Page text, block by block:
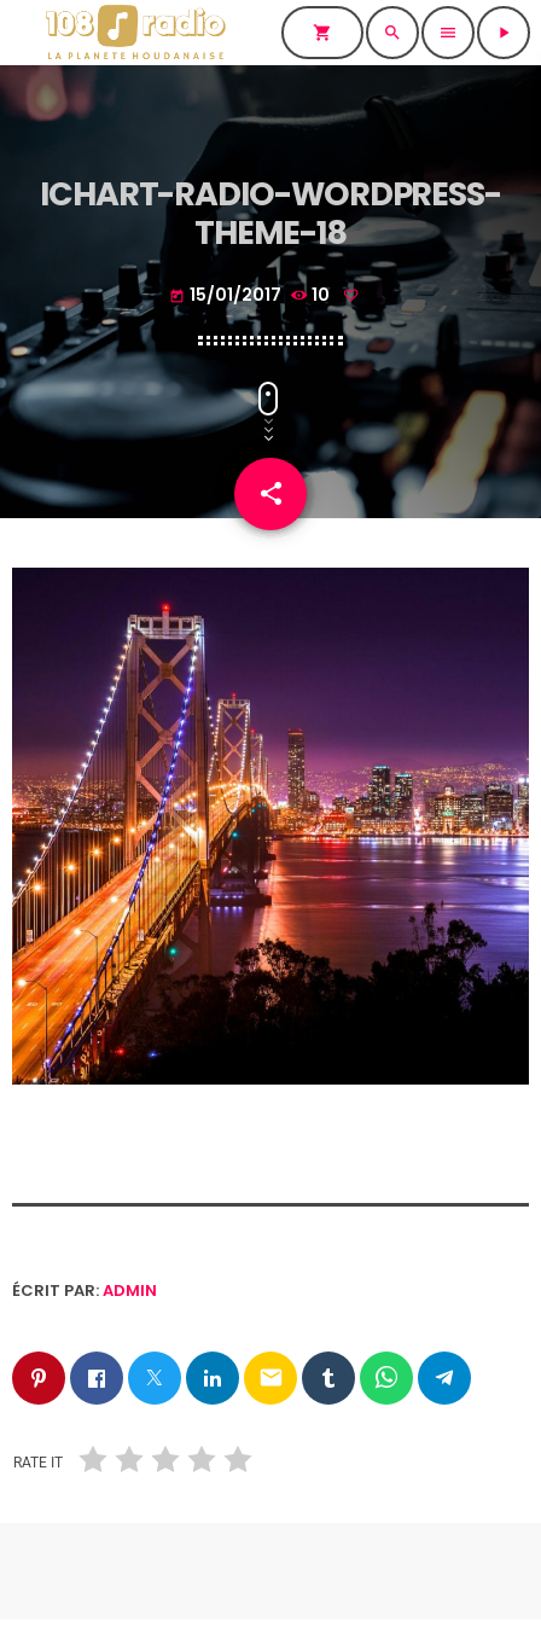
shopping_cart search menu play_arrow
ICHART-RADIO-WORDPRESS-
THEME-18
today 15/01/2017 10
share
email
ÉCRIT PAR:ADMIN
email
RATE IT